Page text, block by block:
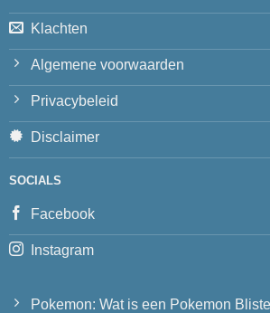
Klachten
Algemene voorwaarden
Privacybeleid
Disclaimer
SOCIALS
Facebook
Instagram
Pokemon: Wat is een Pokemon